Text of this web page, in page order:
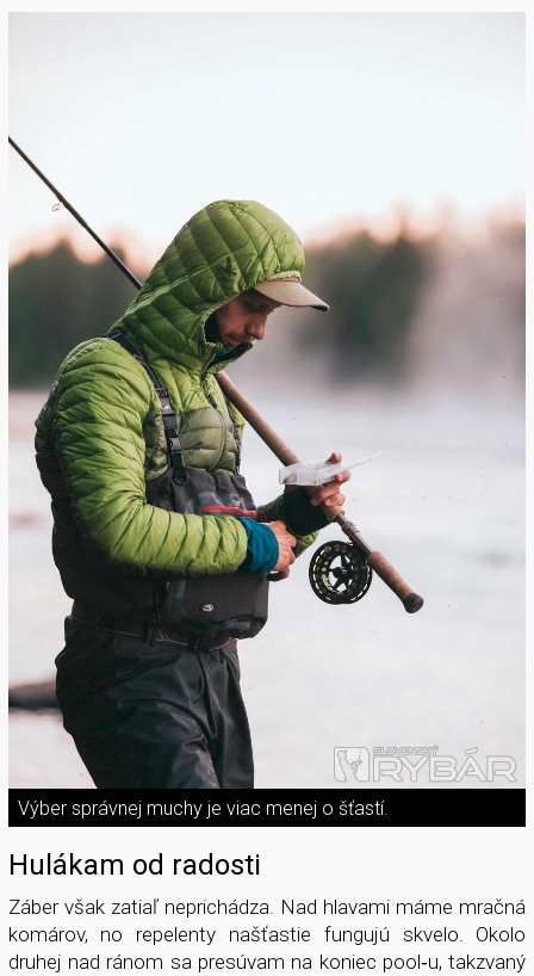
Výber správnej muchy je viac menej o šťastí.
Hulákam od radosti
Záber však zatiaľ neprichádza. Nad hlavami máme mračná
komárov, no repelenty našťastie fungujú skvelo. Okolo
druhej nad ránom sa presúvam na koniec pool­‑u, takzvaný